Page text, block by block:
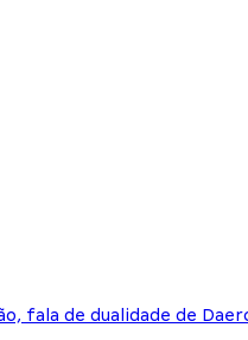
fala de dualidade de